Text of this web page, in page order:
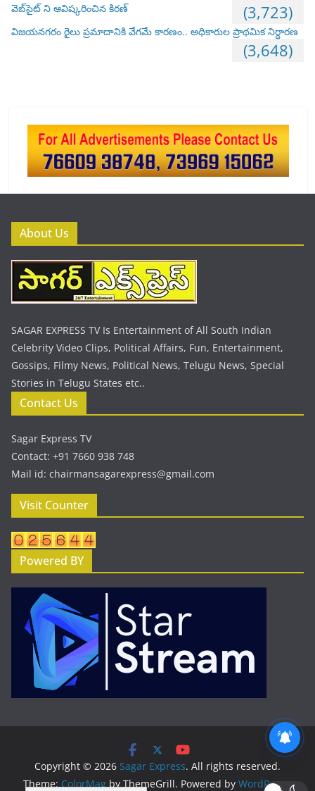
వెబ్‌సైట్ ని ఆవిష్కరించిన కిరణ్ (3,723)
విజయనగరం రైలు ప్రమాదానికి వేగమే కారణం.. అధికారుల ప్రాథమిక నిర్ధారణ
(3,648)
About Us
SAGAR EXPRESS TV Is Entertainment of All South Indian
Celebrity Video Clips, Political Affairs, Fun, Entertainment,
Gossips, Filmy News, Political News, Telugu News, Special
Stories in Telugu States etc..
Contact Us
Sagar Express TV
Contact: +91 7660 938 748
Mail id: chairmansagarexpress@gmail.com
Visit Counter
Powered BY
Copyright © 2026 Sagar Express. All rights reserved.
Theme: ColorMag by ThemeGrill. Powered by WordPress .